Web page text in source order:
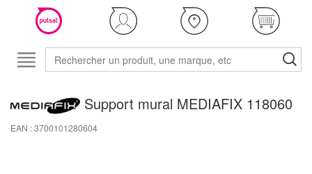
Support mural MEDIAFIX 118060
EAN : 3700101280604